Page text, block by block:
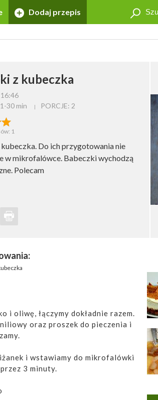
Dodaj przepis
z kubeczka
1-30 min PORCJE: 2
1
Do ich przygotowania nie
w mikrofalówce. Babeczki wychodzą
Polecam
i oliwę, łączymy dokładnie razem.
oraz proszek do pieczenia i
i wstawiamy do mikrofalówki
3 minuty.